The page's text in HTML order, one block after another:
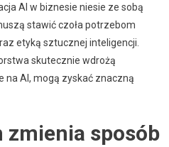
AI w biznesie niesie ze sobą
stawić czoła potrzebom
etyką sztucznej inteligencji.
skutecznie wdrożą
AI, mogą zyskać znaczną
sposób